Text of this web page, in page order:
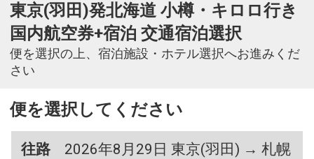
東京(羽田)発北海道 小樽・キロロ行き
国内航空券+宿泊 交通宿泊選択
便を選択の上、宿泊施設・ホテル選択へお進みくだ
さい
便を選択してください
往路
2026年8月29日 東京(羽田) → 札幌